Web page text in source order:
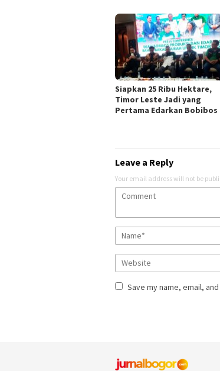
Siapkan 25 Ribu Hektare,
Timor Leste Jadi yang
Pertama Edarkan Bobibos
Leave a Reply
Your email address will not be
Save my name, email,